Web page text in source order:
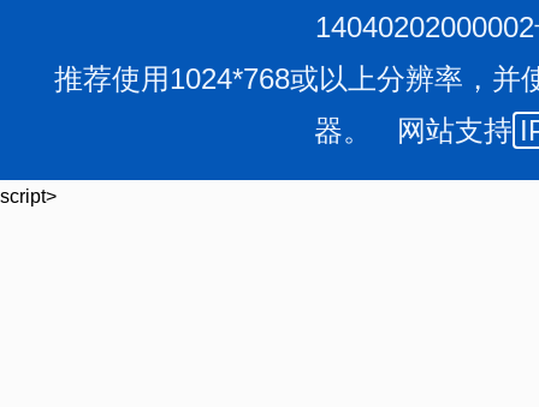
推荐使用1024*768或以上分辨率，并
器。 网站支持
script>